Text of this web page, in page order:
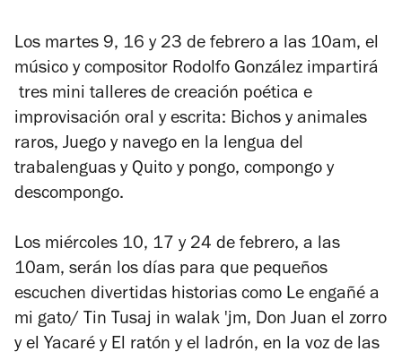
Los martes 9, 16 y 23 de febrero a las 10am, el
músico y compositor Rodolfo González impartirá
tres mini talleres de creación poética e
improvisación oral y escrita: Bichos y animales
raros, Juego y navego en la lengua del
trabalenguas y Quito y pongo, compongo y
descompongo.
Los miércoles 10, 17 y 24 de febrero, a las
10am, serán los días para que pequeños
escuchen divertidas historias como Le engañé a
mi gato/ Tin Tusaj in walak 'jm, Don Juan el zorro
y el Yacaré y El ratón y el ladrón, en la voz de las